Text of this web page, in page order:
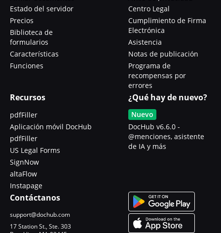
Estado del servidor
Precios
Biblioteca de
formularios
Características
Funciones
Centro Legal
Cumplimiento de Firma
Electrónica
Asistencia
Notas de publicación
Programa de
recompensas por
errores
Recursos
pdfFiller
Aplicación móvil DocHub
pdfFiller
US Legal Forms
SignNow
altaFlow
Instapage
¿Qué hay de nuevo?
Nuevo
DocHub v6.6.0 -
@menciones, asistente
de IA y más
Contáctanos
support@dochub.com
17 Station St., Ste. 303